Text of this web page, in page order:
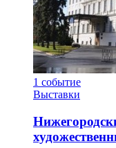
1 событие
Выставки